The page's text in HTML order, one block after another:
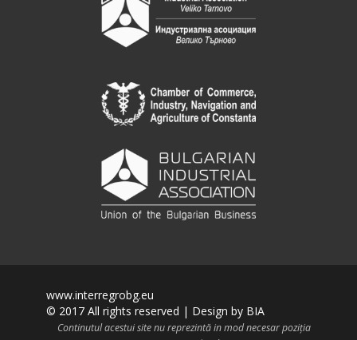
www.interregrobg.eu
© 2017 All rights reserved | Design by BIA
Continutul acestui site nu reprezintă in mod necesar poziția